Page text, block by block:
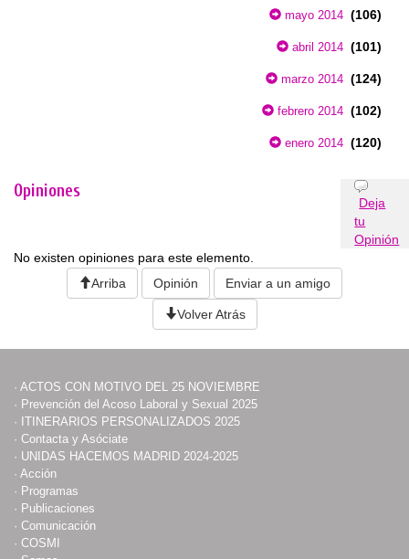
mayo 2014 (106)
abril 2014 (101)
marzo 2014 (124)
febrero 2014 (102)
enero 2014 (120)
Opiniones
Deja
tu
Opinión
No existen opiniones para este elemento.
Arriba
Opinión Enviar a un amigo
Volver Atrás
· ACTOS CON MOTIVO DEL 25 NOVIEMBRE
· Prevención del Acoso Laboral y Sexual 2025
· ITINERARIOS PERSONALIZADOS 2025
· Contacta y Asóciate
· UNIDAS HACEMOS MADRID 2024-2025
· Acción
· Programas
· Publicaciones
· Comunicación
· COSMI